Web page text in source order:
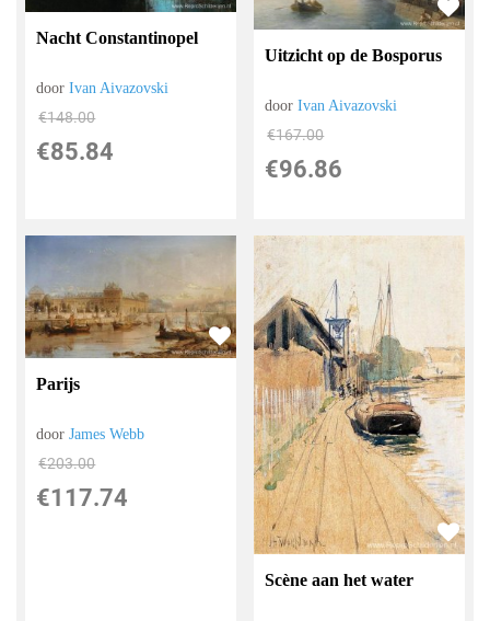
Nacht Constantinopel
doorIvan Aivazovski
€148.00
€85.84
Uitzicht op de Bosporus
doorIvan Aivazovski
€167.00
€96.86
Parijs
doorJames Webb
€203.00
€117.74
Scène aan het water